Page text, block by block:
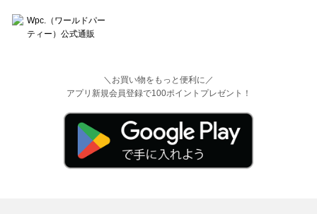
＼お買い物をもっと便利に／
アプリ新規会員登録で100ポイントプレゼント！